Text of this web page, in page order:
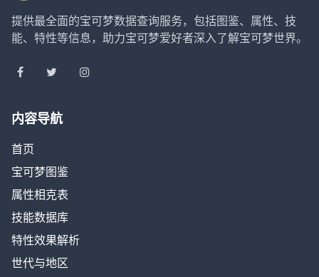
提供最全面的宝可梦数据查询服务，包括图鉴、属性、技
能、特性等信息，助力宝可梦爱好者深入了解宝可梦世界。
内容导航
首页
宝可梦图鉴
属性相克表
技能数据库
特性效果解析
世代与地区